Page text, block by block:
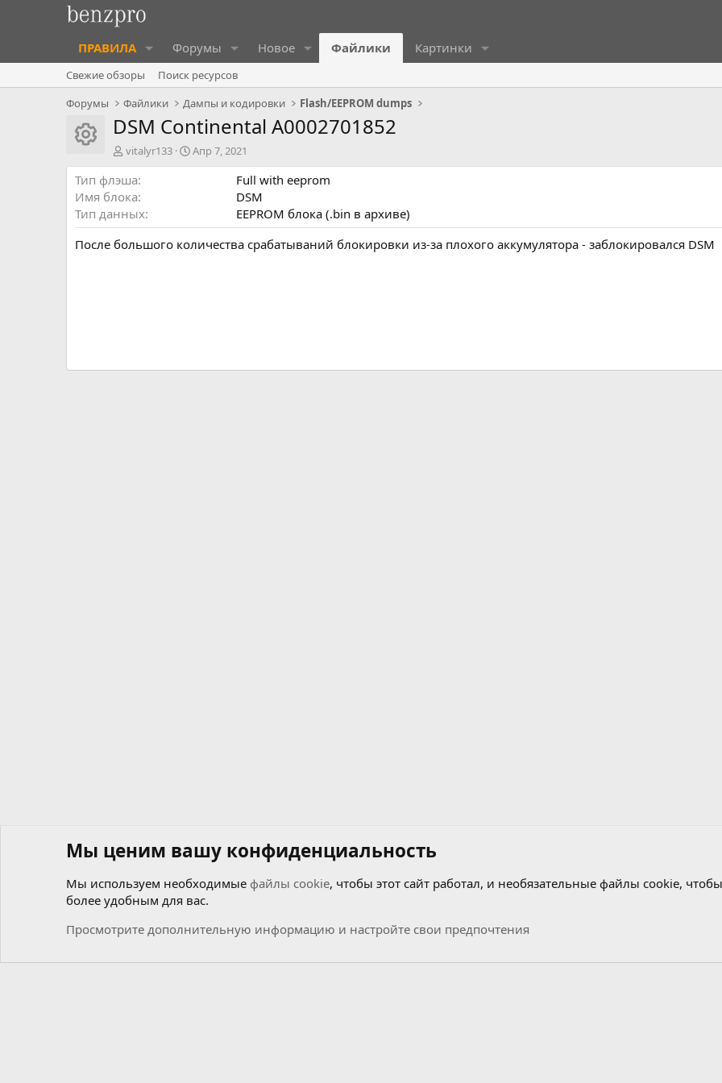
ПРАВИЛА Форумы Новое Файлики Картинки
Свежие обзоры
Поиск ресурсов
Форумы
Файлики Дампы и кодировки Flash/EEPROM dumps
Иконка ресурса
DSM Continental A0002701852
А
в
т
о
vitalyr133
Д
а
д
Апр 7, 2021
Тип флэша
Full with eeprom
Имя блока
DSM
Тип данных
EEPROM блока (.bin в архиве)
После большого количества срабатываний блокировки из-за плохого аккумулятора - заблокировался DSM
Форумы Файлики
Мы ценим вашу конфиденциальность
Мы используем необходимые файлы cookie, чтобы этот сайт работал, и необязательные файлы cookie,
более удобным для вас.
Просмотрите дополнительную информацию и настройте свои предпочтения